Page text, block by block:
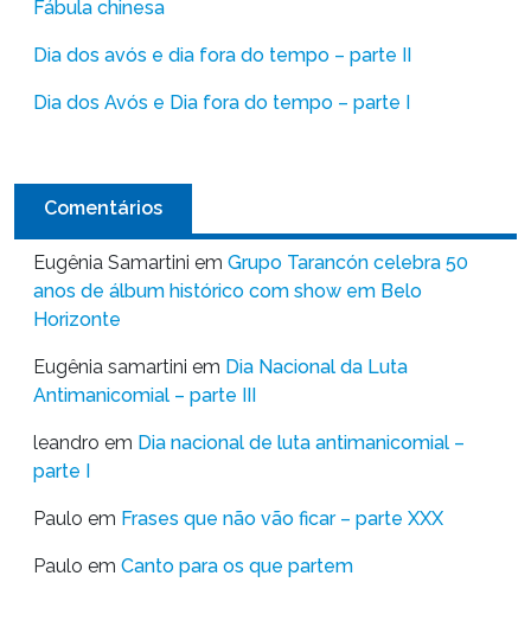
Fábula chinesa
Dia dos avós e dia fora do tempo – parte II
Dia dos Avós e Dia fora do tempo – parte I
Comentários
Eugênia Samartini em Grupo Tarancón celebra 50
anos de álbum histórico com show em Belo
Horizonte
Eugênia samartini em Dia Nacional da Luta
Antimanicomial – parte III
leandro em Dia nacional de luta antimanicomial –
parte I
Paulo em Frases que não vão ficar – parte XXX
Paulo em Canto para os que partem